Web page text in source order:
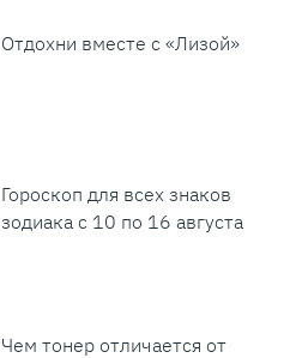
Отдохни вместе с «Лизой»
Гороскоп для всех знаков
зодиака с 10 по 16 августа
Чем тонер отличается от